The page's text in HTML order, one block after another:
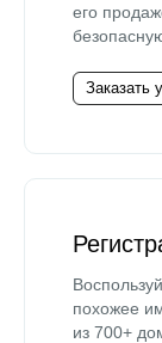
его
Заказать
похожее
из 700+